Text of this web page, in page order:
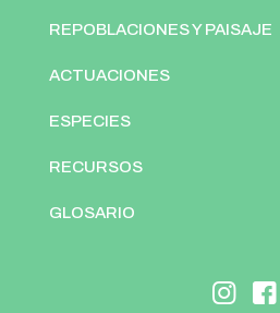
REPOBLACIONES Y PAISAJE
ACTUACIONES
ESPECIES
RECURSOS
GLOSARIO